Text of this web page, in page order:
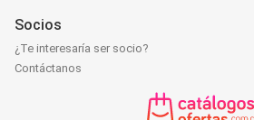
Socios
¿Te interesaría ser socio?
Contáctanos